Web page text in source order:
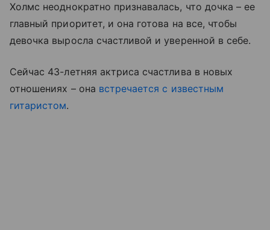
Холмс неоднократно признавалась, что дочка – ее
главный приоритет, и она готова на все, чтобы
девочка выросла счастливой и уверенной в себе.
Сейчас 43-летняя актриса счастлива в новых
отношениях – она встречается с известным
гитаристом.